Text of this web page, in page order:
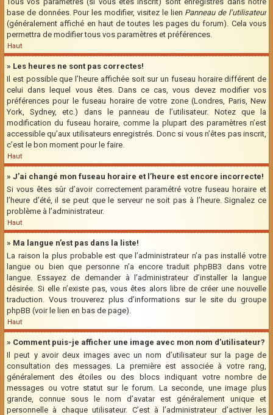
base de données. Pour les modifier, visitez le lien Panneau de l’utilisateur
(généralement affiché en haut de toutes les pages du forum). Cela vous
permettra de modifier tous vos paramètres et préférences.
Haut
» Les heures ne sont pas correctes!
Il est possible que l’heure affichée soit sur un fuseau horaire différent de
celui dans lequel vous êtes. Dans ce cas, vous devez modifier vos
préférences pour le fuseau horaire de votre zone (Londres, Paris, New
York, Sydney, etc.) dans le panneau de l’utilisateur. Notez que la
modification du fuseau horaire, comme la plupart des paramètres n’est
accessible qu’aux utilisateurs enregistrés. Donc si vous n’êtes pas inscrit,
c’est le bon moment pour le faire.
Haut
» J’ai changé mon fuseau horaire et l’heure est encore incorrecte!
Si vous êtes sûr d’avoir correctement paramétré votre fuseau horaire et
l’heure d’été, il se peut que le serveur ne soit pas à l’heure. Signalez ce
problème à l’administrateur.
Haut
» Ma langue n’est pas dans la liste!
La raison la plus probable est que l’administrateur n’a pas installé votre
langue ou bien que personne n’a encore traduit phpBB3 dans votre
langue. Essayez de demander à l’administrateur d’installer la langue
désirée. Si elle n’existe pas, vous êtes alors libre de créer une nouvelle
traduction. Vous trouverez plus d’informations sur le site du groupe
phpBB (voir le lien en bas de page).
Haut
» Comment puis-je afficher une image avec mon nom d’utilisateur?
Il peut y avoir deux images avec un nom d’utilisateur sur la page de
consultation des messages. La première est associée à votre rang,
généralement des étoiles ou des blocs indiquant votre nombre de
messages ou votre statut sur le forum. La seconde, une image plus
grande, connue sous le nom d’avatar est généralement unique et
personnelle à chaque utilisateur. C’est à l’administrateur d’activer les